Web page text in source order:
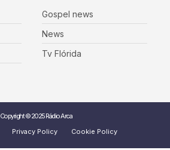
Gospel news
News
Tv Flórida
Copyright © 2025 Rádio Arca
Privacy Policy Cookie Policy